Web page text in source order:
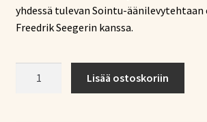
yhdessä tulevan Sointu-
Freedrik Seegerin kanssa.
Lisää ostoskoriin